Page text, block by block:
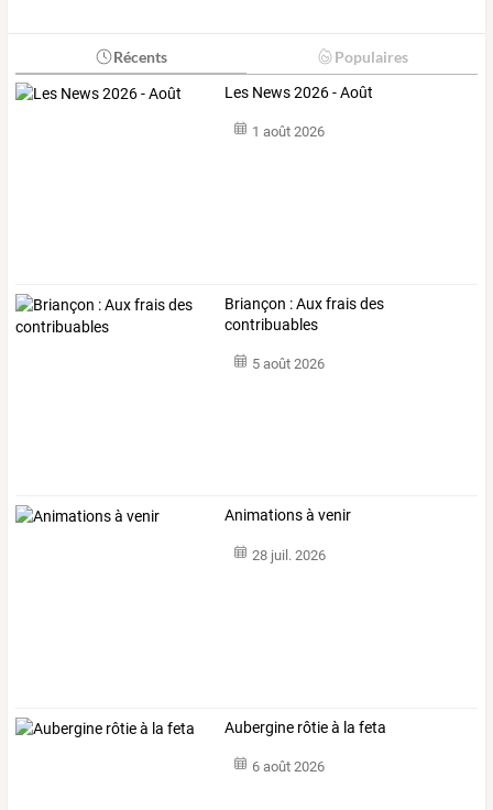
Récents Populaires
Les News 2026 - Août
1 août 2026
Briançon : Aux frais des
contribuables
5 août 2026
Animations à venir
28 juil. 2026
Aubergine rôtie à la feta
6 août 2026